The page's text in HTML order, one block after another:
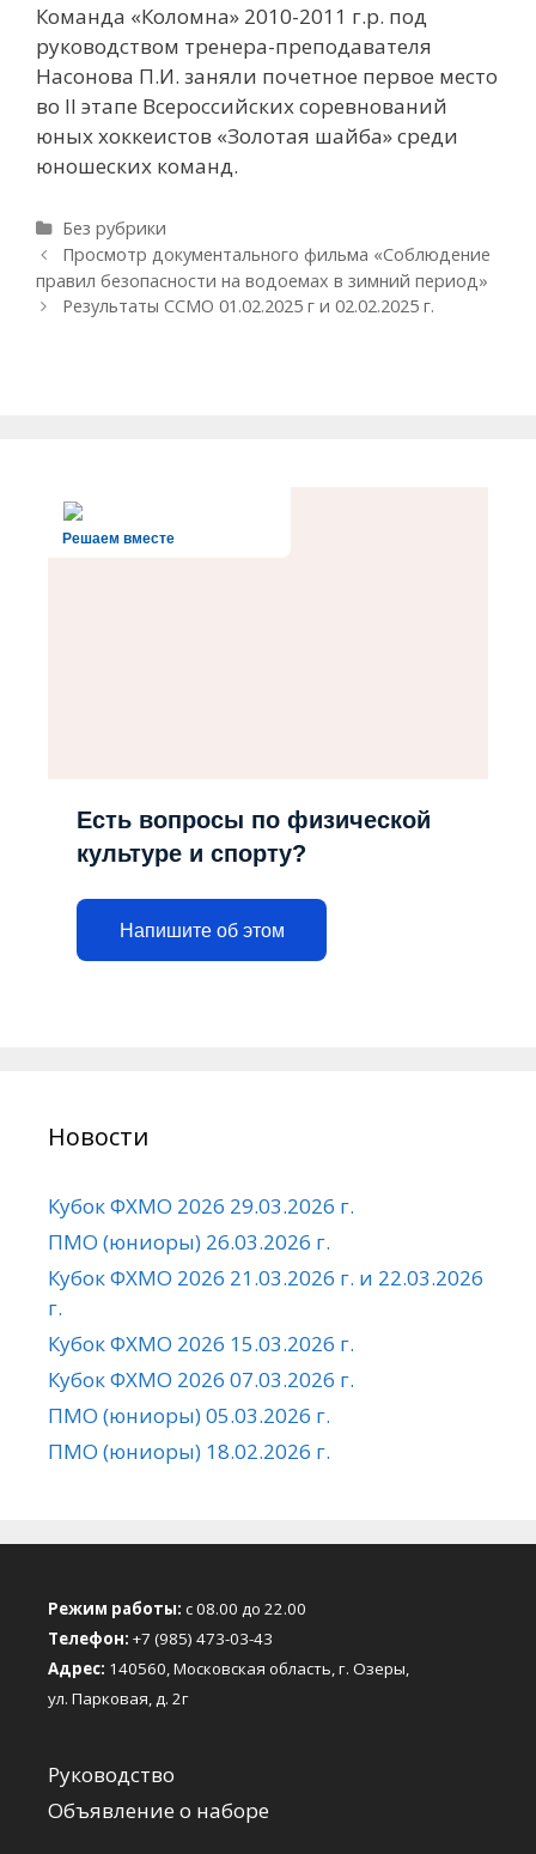
Команда «Коломна» 2010-2011 г.р. под
руководством тренера-преподавателя
Насонова П.И. заняли почетное первое место
во II этапе Всероссийских соревнований
юных хоккеистов «Золотая шайба» среди
юношеских команд.
Рубрики
Без рубрики
Навигация
записи
Просмотр документального фильма «Соблюдение
правил безопасности на водоемах в зимний период»
Результаты ССМО 01.02.2025 г и 02.02.2025 г.
Решаем вместе
Есть вопросы по физической
культуре и спорту?
Напишите об этом
Новости
Кубок ФХМО 2026 29.03.2026 г.
ПМО (юниоры) 26.03.2026 г.
Кубок ФХМО 2026 21.03.2026 г. и 22.03.2026
г.
Кубок ФХМО 2026 15.03.2026 г.
Кубок ФХМО 2026 07.03.2026 г.
ПМО (юниоры) 05.03.2026 г.
ПМО (юниоры) 18.02.2026 г.
Режим работы: с 08.00 до 22.00
Телефон: +7 (985) 473-03-43
Адрес: 140560, Московская область, г. Озеры,
ул. Парковая, д. 2г
Руководство
Объявление о наборе